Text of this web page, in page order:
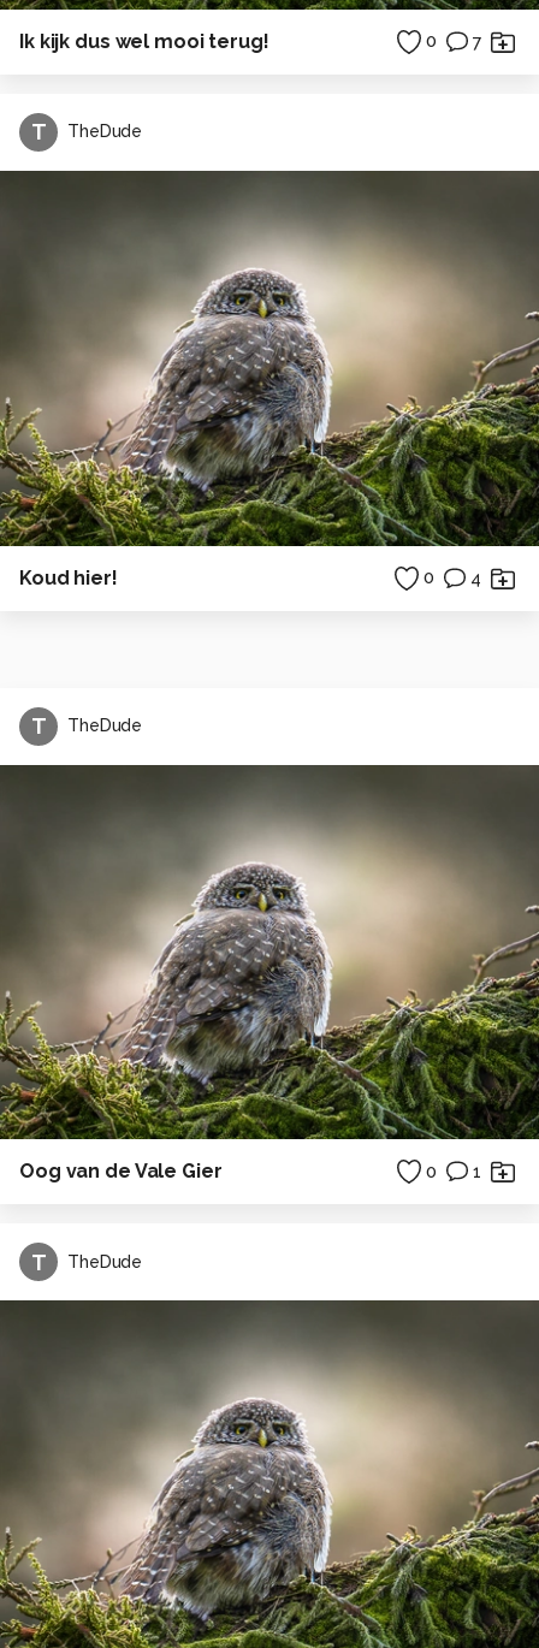
Ik kijk dus wel mooi terug! 0 7
T TheDude
Koud hier! 0 4
T TheDude
Oog van de Vale Gier 0 1
T TheDude